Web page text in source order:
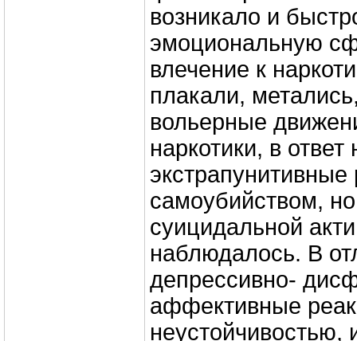
возникало и
эмоциональную
влечение к
плакали,
вольерные
наркотики, в
самоубийством,
суицидальной
наблюдалось. В
депрессивно-
аффективные